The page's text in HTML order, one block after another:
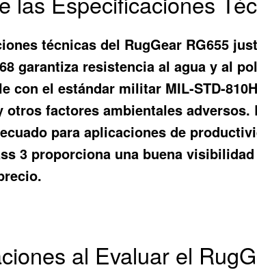
técnicas del RugGear RG655
garantiza resistencia al agua y al
con el estándar militar MIL-STD-
otros factores ambientales
para aplicaciones de
3 proporciona una buena
al Evaluar el